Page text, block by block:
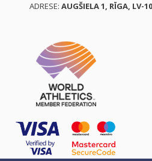
ADRESE: AUGŠIELA 1, RĪGA, LV-